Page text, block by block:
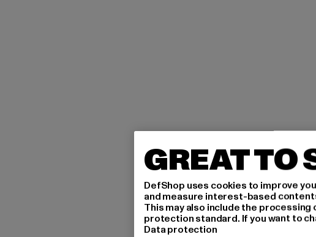
GREAT TO
DefShop uses cookies to improve
and measure interest-based
This may also include the
protection standard. If you want to
Data protection